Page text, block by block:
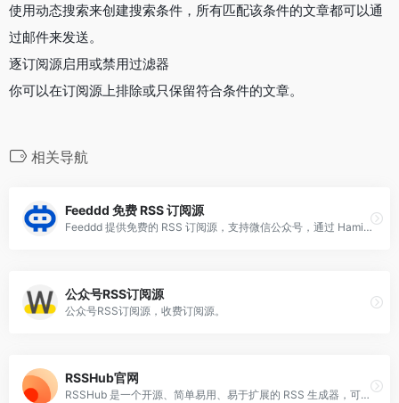
使用动态搜索来创建搜索条件，所有匹配该条件的文章都可以通
过邮件来发送。
逐订阅源启用或禁用过滤器
你可以在订阅源上排除或只保留符合条件的文章。
相关导航
Feeddd 免费 RSS 订阅源
Feeddd 提供免费的 RSS 订阅源，支持微信公众号，通过 Hamibot 可扩展支持任意 APP。
公众号RSS订阅源
公众号RSS订阅源，收费订阅源。
RSSHub官网
RSSHub 是一个开源、简单易用、易于扩展的 RSS 生成器，可以给任何奇奇怪怪的内容生成 RSS 订阅源。